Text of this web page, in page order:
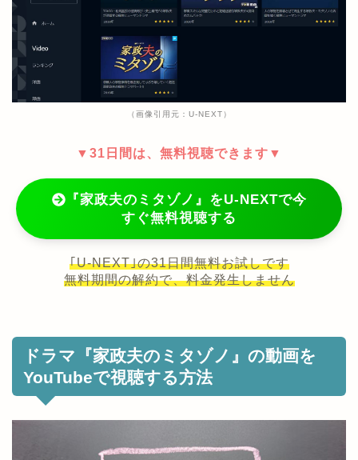
（画像引用元：U-NEXT）
▼31日間は、無料視聴できます▼
『家政夫のミタゾノ』をU-NEXTで今
すぐ無料視聴する
｢U-NEXT｣の31日間無料お試しです
無料期間の解約で、料金発生しません
ドラマ『家政夫のミタゾノ』の動画を
YouTubeで視聴する方法